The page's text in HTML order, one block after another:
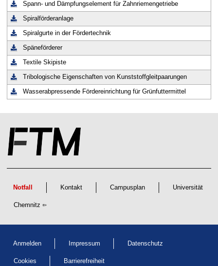
Spann- und Dämpfungselement für Zahnriemengetriebe
Spiralförderanlage
Spiralgurte in der Fördertechnik
Späneförderer
Textile Skipiste
Tribologische Eigenschaften von Kunststoffgleitpaarungen
Wasserabpressende Fördereinrichtung für Grünfuttermittel
Notfall Kontakt Campusplan Universität
Chemnitz
Anmelden Impressum Datenschutz
Cookies Barrierefreiheit